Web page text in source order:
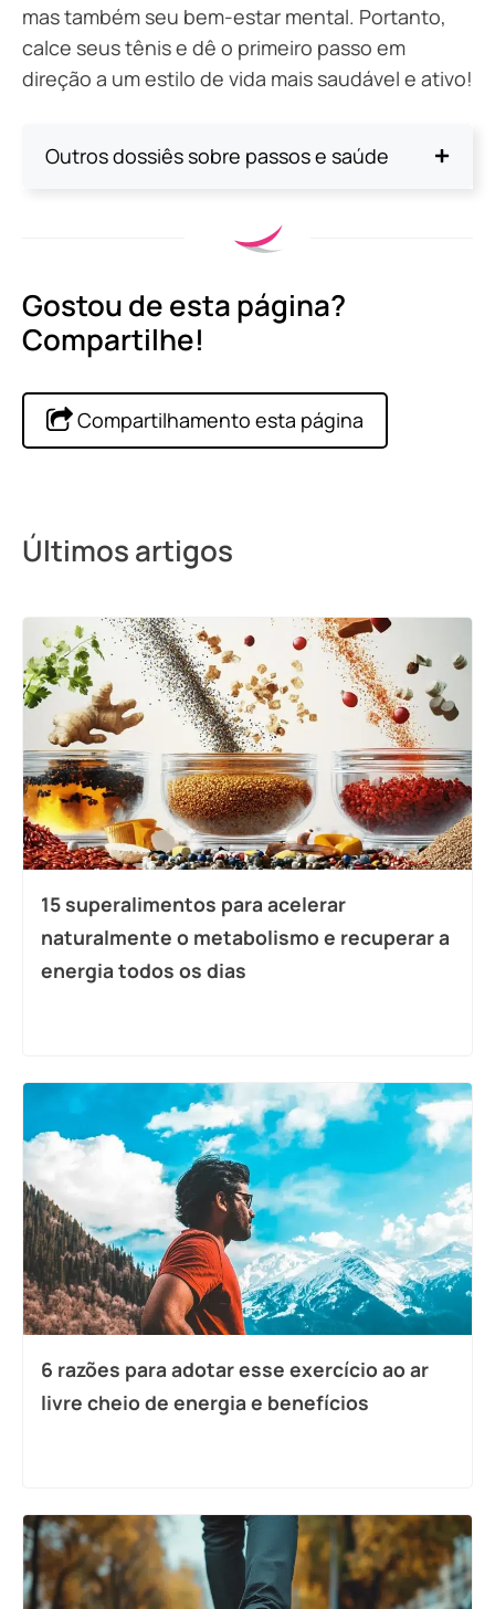
mas também seu bem-estar mental. Portanto,
calce seus tênis e dê o primeiro passo em
direção a um estilo de vida mais saudável e ativo!
Outros dossiês sobre passos e saúde
Gostou de esta página?
Compartilhe!
Compartilhamento esta página
Últimos artigos
15 superalimentos para acelerar
naturalmente o metabolismo e recuperar a
energia todos os dias
6 razões para adotar esse exercício ao ar
livre cheio de energia e benefícios